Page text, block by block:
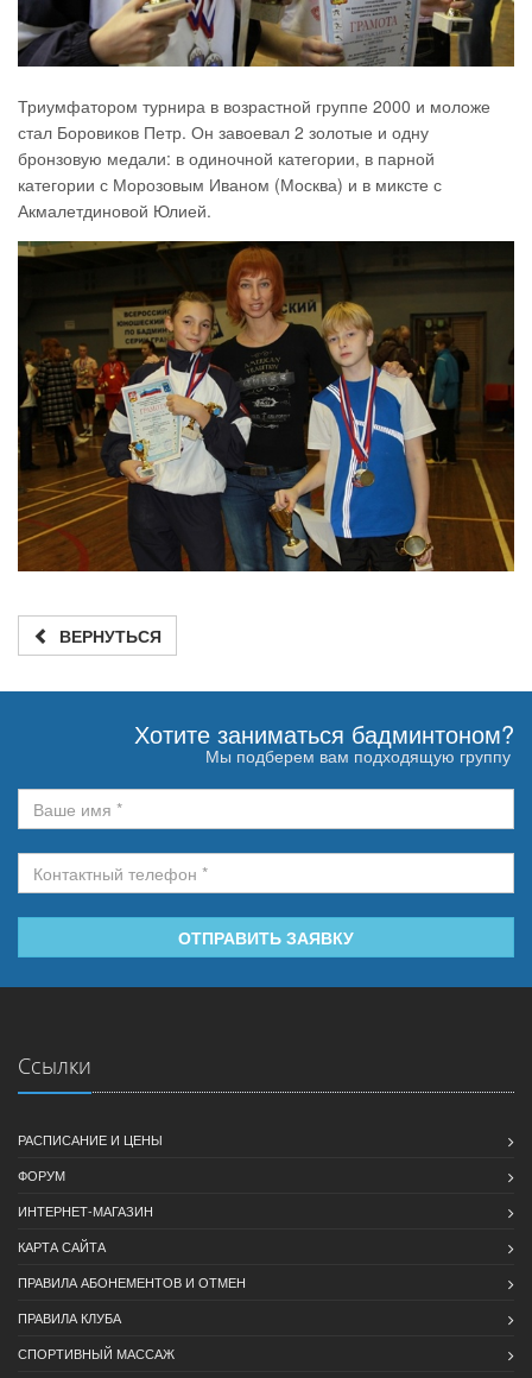
Триумфатором турнира в возрастной группе 2000 и моложе
стал Боровиков Петр. Он завоевал 2 золотые и одну
бронзовую медали: в одиночной категории, в парной
категории с Морозовым Иваном (Москва) и в миксте с
Акмалетдиновой Юлией.
ВЕРНУТЬСЯ
Хотите заниматься бадминтоном?
Мы подберем вам подходящую группу
ОТПРАВИТЬ ЗАЯВКУ
Ссылки
РАСПИСАНИЕ И ЦЕНЫ
ФОРУМ
ИНТЕРНЕТ-МАГАЗИН
КАРТА САЙТА
ПРАВИЛА АБОНЕМЕНТОВ И ОТМЕН
ПРАВИЛА КЛУБА
СПОРТИВНЫЙ МАССАЖ